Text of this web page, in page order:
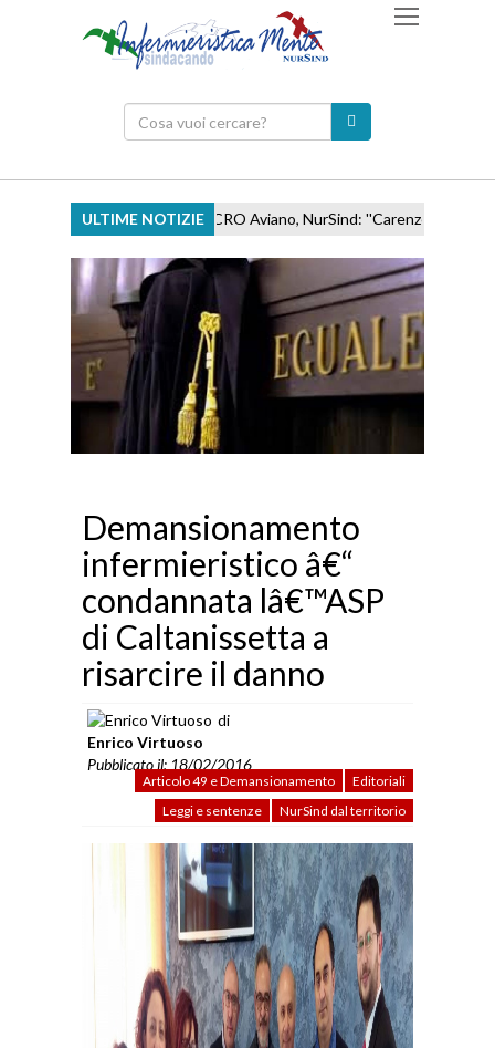
ULTIME NOTIZIECRO Aviano, NurSind: ''Carenze e incentivi
Demansionamento
infermieristico â€“
condannata lâ€™ASP
di Caltanissetta a
risarcire il danno
di
Enrico Virtuoso
Pubblicato il: 18/02/2016
Articolo 49 e Demansionamento
Editoriali
Leggi e sentenze
NurSind dal territorio